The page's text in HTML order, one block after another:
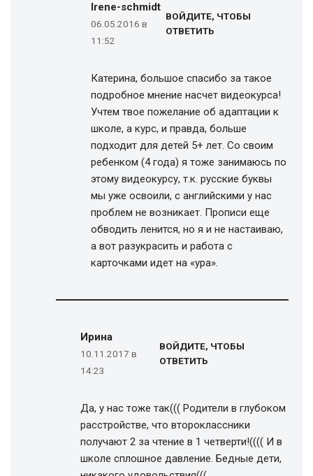
Irene-schmidt
06.05.2016 в
11:52
ВОЙДИТЕ, ЧТОБЫ
ОТВЕТИТЬ
Катерина, большое спасибо за такое
подробное мнение насчет видеокурса!
Учтем твое пожелание об адаптации к
школе, а курс, и правда, больше
подходит для детей 5+ лет. Со своим
ребенком (4 года) я тоже занимаюсь по
этому видеокурсу, т.к. русские буквы
мы уже освоили, с английскими у нас
проблем не возникает. Прописи еще
обводить ленится, но я и не настаиваю,
а вот разукрасить и работа с
карточками идет на «ура».
Ирина
10.11.2017 в
14:23
ВОЙДИТЕ, ЧТОБЫ
ОТВЕТИТЬ
Да, у нас тоже так((( Родители в глубоком
расстройстве, что второклассники
получают 2 за чтение в 1 четверти!(((( И в
школе сплошное давление. Бедные дети,